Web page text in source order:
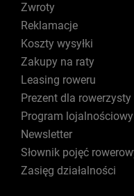
Zwroty
Reklamacje
Koszty wysyłki
Zakupy na raty
Leasing roweru
Prezent dla rowerzysty
Program lojalnościowy
Newsletter
Słownik pojęć
Zasięg działalności